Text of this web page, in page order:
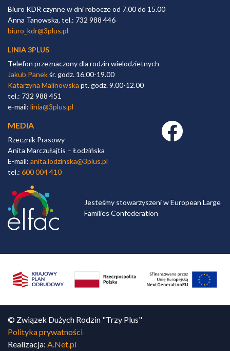
Biuro KDR czynne w dni robocze od 7.00 do 15.00
Anna Tanowska, tel.: 732 988 446
biuro_kdr@3plus.pl
LINIA 3PLUS
Telefon przeznaczony dla rodzin wielodzietnych
Jakub Panekśr. godz. 16.00-19.00
Katarzyna Malinowska pt. godz. 9.00-12.00
tel.: 732 988 451
e-mail: linia@3plus.pl
MEDIA
Rzecznik Prasowy
Anita Marczułajtis – Łodzińska
E-mail: anita.lodzinska@3plus.pl
tel.: 600 004 410
Facebook link
Jesteśmy stowarzyszeni w European Large
Families Confederation
© Związek Dużych Rodzin "Trzy Plus"
Polityka prywatności
Realizacja: A.Net.pl